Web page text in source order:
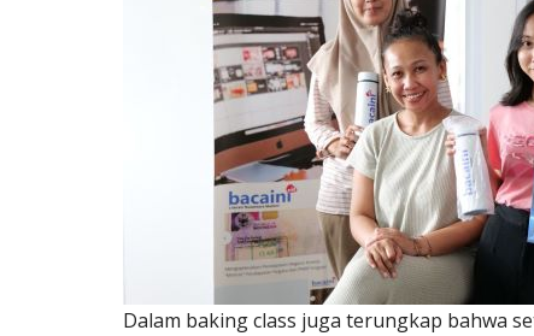
Dalam baking class juga terungkap bahwa